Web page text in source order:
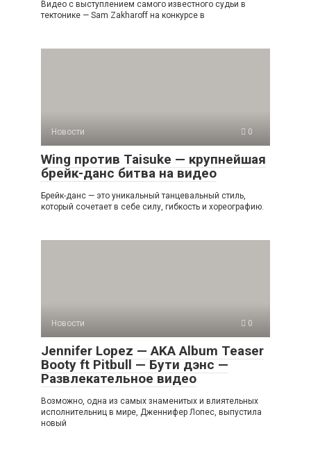
Видео с выступлением самого известного судьи в
тектонике — Sam Zakharoff на конкурсе в
Новости 0
Wing против Taisuke — крупнейшая
брейк-данс битва на видео
Брейк-данс — это уникальный танцевальный стиль,
который сочетает в себе силу, гибкость и хореографию.
Новости 0
Jennifer Lopez — AKA Album Teaser
Booty ft Pitbull — Бути дэнс —
Развлекательное видео
Возможно, одна из самых знаменитых и влиятельных
исполнительниц в мире, Дженнифер Лопес, выпустила
новый